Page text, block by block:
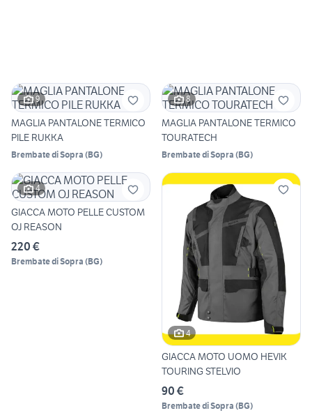
9
MAGLIA PANTALONE TERMICO
PILE RUKKA
Brembate di Sopra (BG)
8
MAGLIA PANTALONE TERMICO
TOURATECH
Brembate di Sopra (BG)
4
GIACCA MOTO PELLE CUSTOM
OJ REASON
220 €
Brembate di Sopra (BG)
4
GIACCA MOTO UOMO HEVIK
TOURING STELVIO
90 €
Brembate di Sopra (BG)